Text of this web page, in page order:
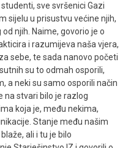
sve svršenici Gazi
sijelu u prisustvu većine njih,
njih. Naime, govorio je o
i razumijeva naša vjera,
sebe, te sada nanovo početi
su to odmah osporili,
a neki su samo osporili način
na stvari bilo je razlog
koja je, među nekima,
Stanje među našim
ali i tu je bilo